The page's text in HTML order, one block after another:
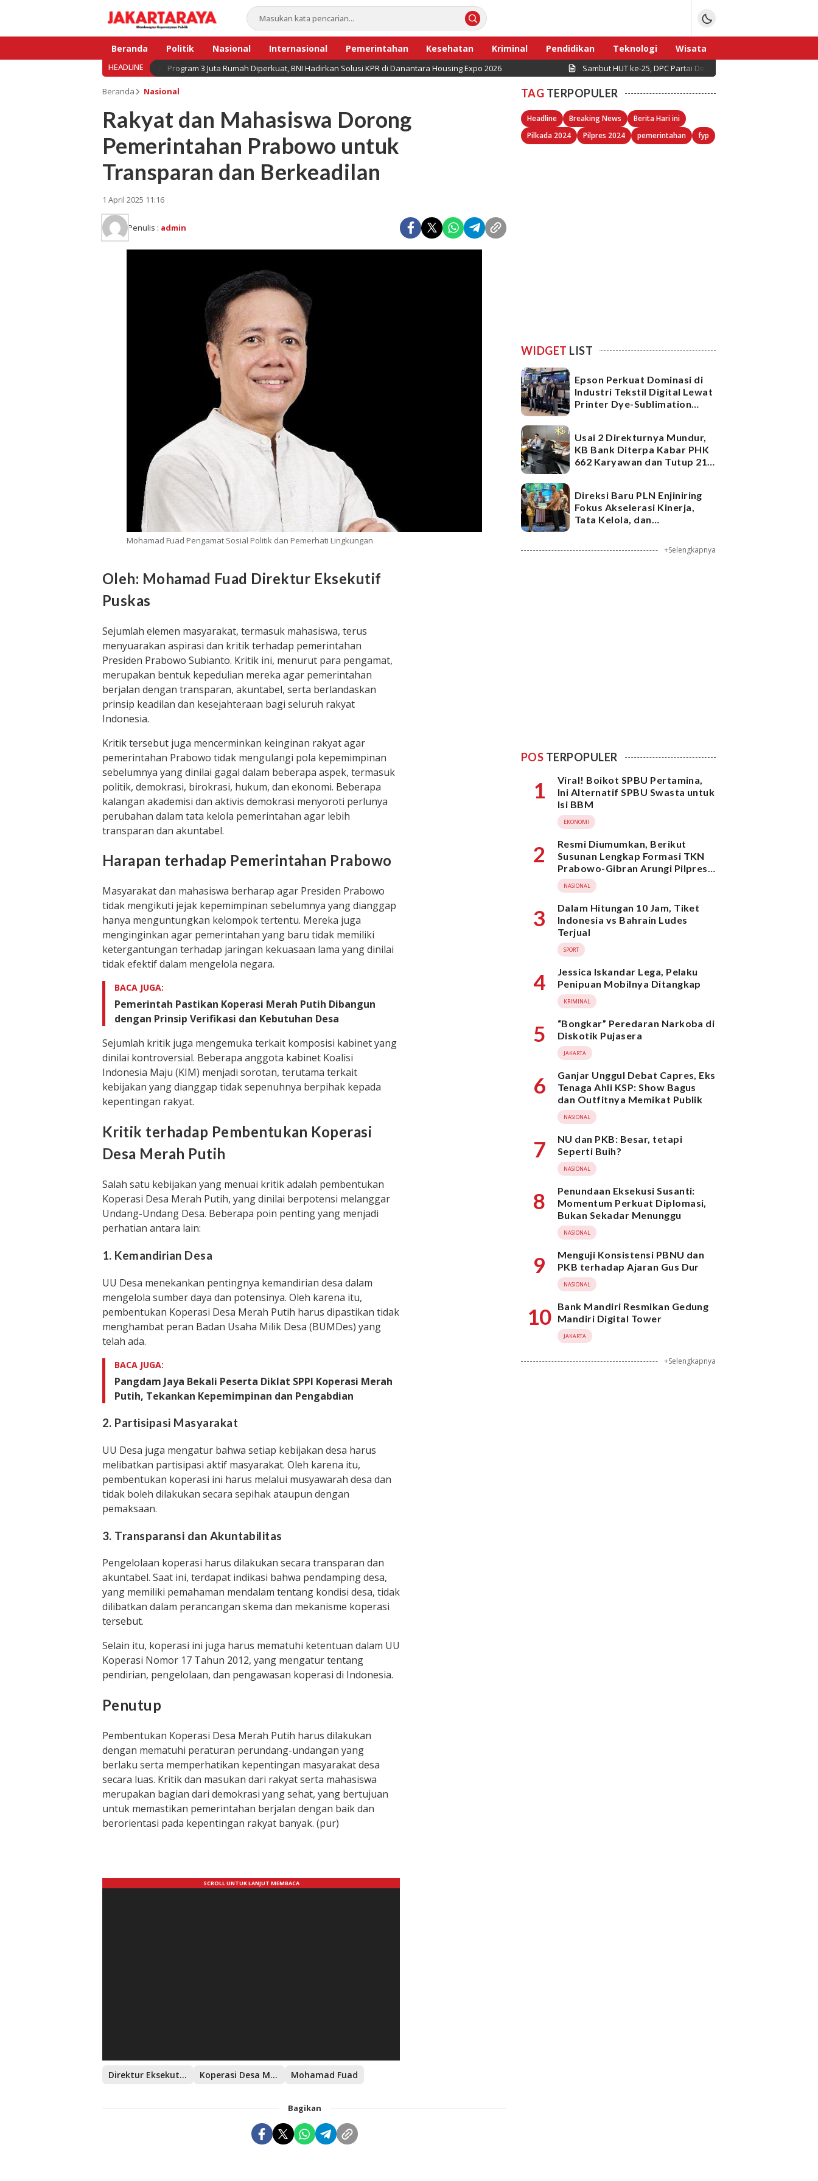
Beranda Politik Nasional Internasional Pemerintahan Kesehatan Kriminal Pendidikan Teknologi
Wisata
Bisnis
Sport
HEADLINE Program 3 Juta Rumah Diperkuat, BNI Hadirkan Solusi KPR di Danantara Housing Expo 2026 Sambut HUT ke-25, DPC Partai Demokrat Pulau Seribu Gelar
Beranda Nasional
Rakyat dan Mahasiswa Dorong
Pemerintahan Prabowo untuk
Transparan dan Berkeadilan
1 April 2025 11:16
Penulis : admin
Mohamad Fuad Pengamat Sosial Politik dan Pemerhati Lingkungan
Oleh: Mohamad Fuad Direktur Eksekutif
Puskas
Sejumlah elemen masyarakat, termasuk mahasiswa, terus
menyuarakan aspirasi dan kritik terhadap pemerintahan
Presiden Prabowo Subianto. Kritik ini, menurut para pengamat,
merupakan bentuk kepedulian mereka agar pemerintahan
berjalan dengan transparan, akuntabel, serta berlandaskan
prinsip keadilan dan kesejahteraan bagi seluruh rakyat
Indonesia.
Kritik tersebut juga mencerminkan keinginan rakyat agar
pemerintahan Prabowo tidak mengulangi pola kepemimpinan
sebelumnya yang dinilai gagal dalam beberapa aspek, termasuk
politik, demokrasi, birokrasi, hukum, dan ekonomi. Beberapa
kalangan akademisi dan aktivis demokrasi menyoroti perlunya
perubahan dalam tata kelola pemerintahan agar lebih
transparan dan akuntabel.
Harapan terhadap Pemerintahan Prabowo
Masyarakat dan mahasiswa berharap agar Presiden Prabowo
tidak mengikuti jejak kepemimpinan sebelumnya yang dianggap
hanya menguntungkan kelompok tertentu. Mereka juga
menginginkan agar pemerintahan yang baru tidak memiliki
ketergantungan terhadap jaringan kekuasaan lama yang dinilai
tidak efektif dalam mengelola negara.
BACA JUGA:
Pemerintah Pastikan Koperasi Merah Putih Dibangun
dengan Prinsip Verifikasi dan Kebutuhan Desa
Sejumlah kritik juga mengemuka terkait komposisi kabinet yang
dinilai kontroversial. Beberapa anggota kabinet Koalisi
Indonesia Maju (KIM) menjadi sorotan, terutama terkait
kebijakan yang dianggap tidak sepenuhnya berpihak kepada
kepentingan rakyat.
Kritik terhadap Pembentukan Koperasi
Desa Merah Putih
Salah satu kebijakan yang menuai kritik adalah pembentukan
Koperasi Desa Merah Putih, yang dinilai berpotensi melanggar
Undang-Undang Desa. Beberapa poin penting yang menjadi
perhatian antara lain:
1. Kemandirian Desa
UU Desa menekankan pentingnya kemandirian desa dalam
mengelola sumber daya dan potensinya. Oleh karena itu,
pembentukan Koperasi Desa Merah Putih harus dipastikan tidak
menghambat peran Badan Usaha Milik Desa (BUMDes) yang
telah ada.
BACA JUGA:
Pangdam Jaya Bekali Peserta Diklat SPPI Koperasi Merah
Putih, Tekankan Kepemimpinan dan Pengabdian
2. Partisipasi Masyarakat
UU Desa juga mengatur bahwa setiap kebijakan desa harus
melibatkan partisipasi aktif masyarakat. Oleh karena itu,
pembentukan koperasi ini harus melalui musyawarah desa dan
tidak boleh dilakukan secara sepihak ataupun dengan
pemaksaan.
3. Transparansi dan Akuntabilitas
Pengelolaan koperasi harus dilakukan secara transparan dan
akuntabel. Saat ini, terdapat indikasi bahwa pendamping desa,
yang memiliki pemahaman mendalam tentang kondisi desa, tidak
dilibatkan dalam perancangan skema dan mekanisme koperasi
tersebut.
Selain itu, koperasi ini juga harus mematuhi ketentuan dalam UU
Koperasi Nomor 17 Tahun 2012, yang mengatur tentang
pendirian, pengelolaan, dan pengawasan koperasi di Indonesia.
Penutup
Pembentukan Koperasi Desa Merah Putih harus dilakukan
dengan mematuhi peraturan perundang-undangan yang
berlaku serta memperhatikan kepentingan masyarakat desa
secara luas. Kritik dan masukan dari rakyat serta mahasiswa
merupakan bagian dari demokrasi yang sehat, yang bertujuan
untuk memastikan pemerintahan berjalan dengan baik dan
berorientasi pada kepentingan rakyat banyak. (pur)
Direktur Eksekutif Puskas Koperasi Desa Merah Putih Mohamad Fuad
Bagikan
TAG TERPOPULER
Headline Breaking News
Berita Hari ini
Pilkada 2024
Pilpres 2024 pemerintahan fyp
WIDGET LIST
Epson Perkuat Dominasi di
Industri Tekstil Digital Lewat
Printer Dye-Sublimation
Usai 2 Direkturnya Mundur,
KB Bank Diterpa Kabar PHK
662 Karyawan dan Tutup 21
Direksi Baru PLN Enjiniring
Fokus Akselerasi Kinerja,
Tata Kelola, dan
+Selengkapnya
POS TERPOPULER
1
Viral! Boikot SPBU Pertamina,
Ini Alternatif SPBU Swasta untuk
Isi BBM
EKONOMI
2
Resmi Diumumkan, Berikut
Susunan Lengkap Formasi TKN
Prabowo-Gibran Arungi Pilpres
2024, Ada Ridwan Kamil hingga
Suami Yenny Wahid
NASIONAL
3
Dalam Hitungan 10 Jam, Tiket
Indonesia vs Bahrain Ludes
Terjual
SPORT
4
Jessica Iskandar Lega, Pelaku
Penipuan Mobilnya Ditangkap
KRIMINAL
5
“Bongkar” Peredaran Narkoba di
Diskotik Pujasera
JAKARTA
6
Ganjar Unggul Debat Capres, Eks
Tenaga Ahli KSP: Show Bagus
dan Outfitnya Memikat Publik
NASIONAL
7
NU dan PKB: Besar, tetapi
Seperti Buih?
NASIONAL
8
Penundaan Eksekusi Susanti:
Momentum Perkuat Diplomasi,
Bukan Sekadar Menunggu
NASIONAL
9
Menguji Konsistensi PBNU dan
PKB terhadap Ajaran Gus Dur
NASIONAL
10 Bank Mandiri Resmikan Gedung
Mandiri Digital Tower
JAKARTA
+Selengkapnya